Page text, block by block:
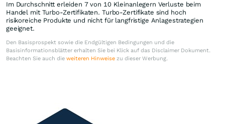
Im Durchschnitt erleiden 7 von 10 Kleinanlegern Verluste beim
Handel mit Turbo-Zertifikaten. Turbo-Zertifikate sind hoch
risikoreiche Produkte und nicht für langfristige Anlagestrategien
geeignet.
Den Basisprospekt sowie die Endgültigen Bedingungen und die
Basisinformationsblätter erhalten Sie bei Klick auf das Disclaimer Dokument.
Beachten Sie auch die weiteren Hinweise zu dieser Werbung.